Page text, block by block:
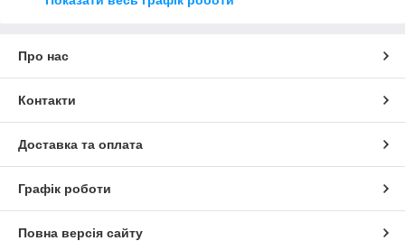
Про нас
Контакти
Доставка та оплата
Графік роботи
Повна версія сайту